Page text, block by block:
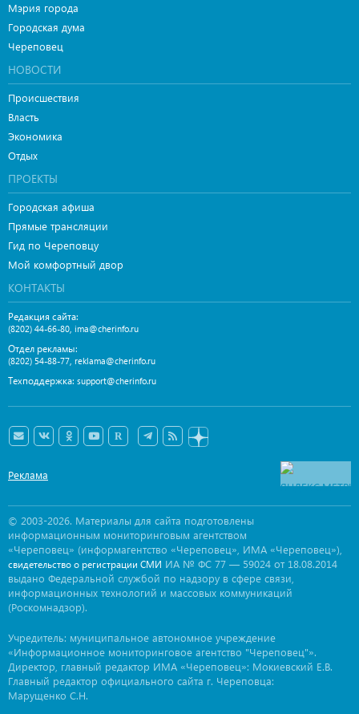
Мэрия города
Городская дума
Череповец
НОВОСТИ
Происшествия
Власть
Экономика
Отдых
ПРОЕКТЫ
Городская афиша
Прямые трансляции
Гид по Череповцу
Мой комфортный двор
КОНТАКТЫ
Редакция сайта:
(8202) 44-66-80, ima@cherinfo.ru
Отдел рекламы:
(8202) 54-88-77, reklama@cherinfo.ru
Техподдержка: support@cherinfo.ru
Реклама
© 2003-2026. Материалы для сайта подготовлены
информационным мониторинговым агентством
«Череповец» (информагентство «Череповец», ИМА «Череповец»),
свидетельство о регистрации СМИ ИА № ФС 77 — 59024 от 18.08.2014
выдано Федеральной службой по надзору в сфере связи,
информационных технологий и массовых коммуникаций
(Роскомнадзор).
Учредитель: муниципальное автономное учреждение
«Информационное мониторинговое агентство "Череповец"».
Директор, главный редактор ИМА «Череповец»: Мокиевский Е.В.
Главный редактор официального сайта г. Череповца:
Марущенко С.Н.